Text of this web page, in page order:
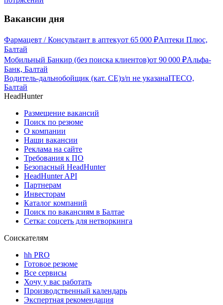
Вакансии дня
Фармацевт / Консультант в аптекуот 65 000 ₽Аптеки Плюс,
Балтай
Мобильный Банкир (без поиска клиентов)от 90 000 ₽Альфа-
Банк, Балтай
Водитель-дальнобойщик (кат. CE)з/п не указанаITECO,
Балтай
HeadHunter
Размещение вакансий
Поиск по резюме
О компании
Наши вакансии
Реклама на сайте
Требования к ПО
Безопасный HeadHunter
HeadHunter API
Партнерам
Инвесторам
Каталог компаний
Поиск по вакансиям в Балтае
Сетка: соцсеть для нетворкинга
Соискателям
hh PRO
Готовое резюме
Все сервисы
Хочу у вас работать
Производственный календарь
Экспертная рекомендация